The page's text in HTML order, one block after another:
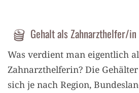
Gehalt als Zahnarzthelfer/in
Was verdient man eigentlich
Zahnarzthelferin? Die
sich je nach Region,